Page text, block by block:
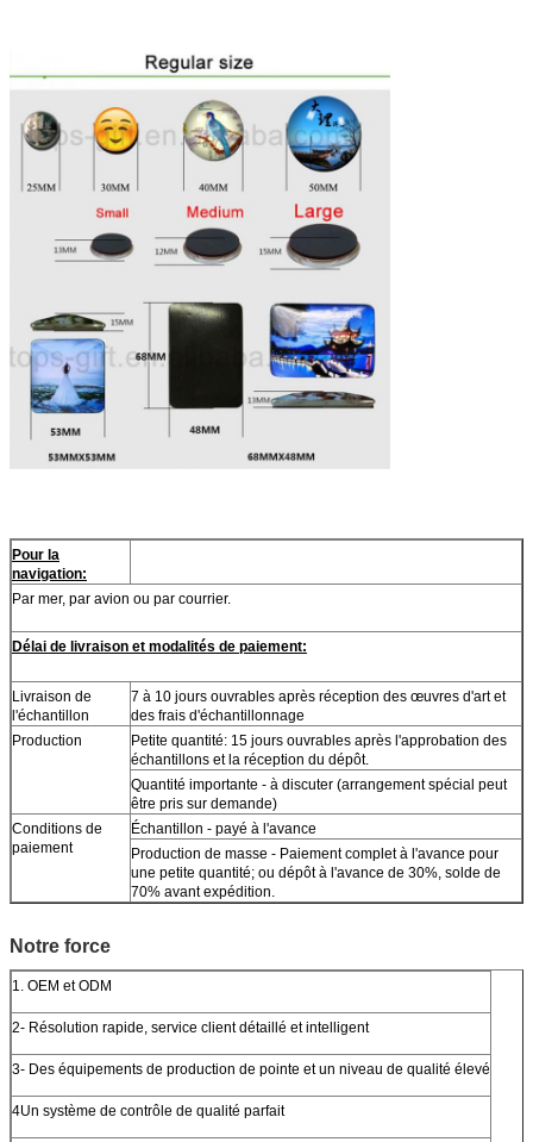
Pour la
navigation:
Par mer, par avion ou par courrier.
Délai de livraison et modalités de paiement:
Livraison de
l'échantillon
7 à 10 jours ouvrables après réception des œuvres d'art et
des frais d'échantillonnage
Production
Petite quantité: 15 jours ouvrables après l'approbation des
échantillons et la réception du dépôt.
Quantité importante - à discuter (arrangement spécial peut
être pris sur demande)
Conditions de
paiement
Échantillon - payé à l'avance
Production de masse - Paiement complet à l'avance pour
une petite quantité; ou dépôt à l'avance de 30%, solde de
70% avant expédition.
Notre force
1. OEM et ODM
2- Résolution rapide, service client détaillé et intelligent
3- Des équipements de production de pointe et un niveau de qualité élevé
4Un système de contrôle de qualité parfait